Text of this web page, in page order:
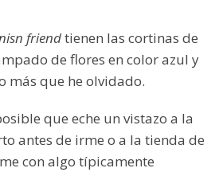
friendtienen las cortinas de
de flores en color azul y
más que he olvidado.
que eche un vistazo a la
antes de irme o a la tienda de
con algo típicamente